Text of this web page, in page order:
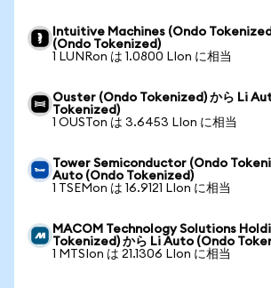
Intuitive Machines (Ondo
(Ondo Tokenized)
1 LUNRon は 1.0800 LIon に相当
Ouster (Ondo Tokenized) から Li
Tokenized)
1 OUSTon は 3.6453 LIon に相当
Tower Semiconductor (Ondo
Auto (Ondo Tokenized)
1 TSEMon は 16.9121 LIon に相当
MACOM Technology Solutions
Tokenized) から Li Auto (Ondo
1 MTSIon は 21.1306 LIon に相当